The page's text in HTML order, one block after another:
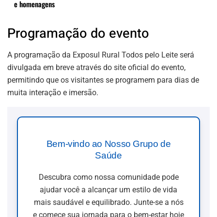
e homenagens
Programação do evento
A programação da Exposul Rural Todos pelo Leite será
divulgada em breve através do site oficial do evento,
permitindo que os visitantes se programem para dias de
muita interação e imersão.
Bem-vindo ao Nosso Grupo de
Saúde
Descubra como nossa comunidade pode
ajudar você a alcançar um estilo de vida
mais saudável e equilibrado. Junte-se a nós
e comece sua jornada para o bem-estar hoje